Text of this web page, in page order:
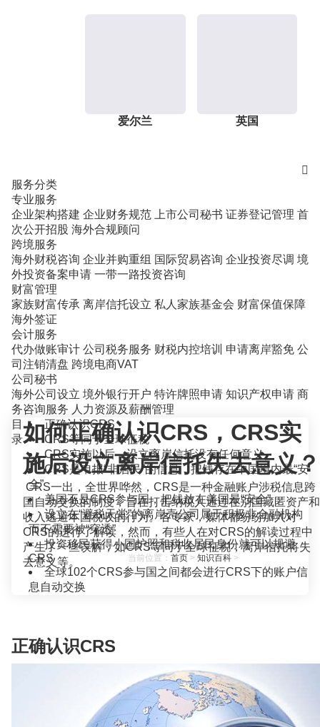
爱尔兰 英国

服务分类
专业服务
企业架构搭建 企业财务规范 上市公司秘书 证券登记管理 首
次公开招股 海外合规顾问
跨境服务
海外财税咨询 企业并购重组 国际贸易咨询 企业投资尽调 境
外投资备案申请 一带一路投资咨询
财富管理
家族财富传承 离岸信托设立 私人家族基金会 财富保值保障
海外签证
会计服务
代办做账审计 公司税务服务 财税内控培训 申请离岸豁免 公
司注销清盘 跨境电商VAT
公司秘书
海外公司设立 境外银行开户 特许牌照申请 知识产权申请 商
务咨询服务 人力资源及薪酬管理
当前位置： 首页> 知识百科>
如何正确认识CRS，CRS实
施后设立离岸信托失去意义？
CRS一出，全世界哗然，CRS是一种金融账户涉税信息跨
国自动交换的制度，旨在打击纳税人通过在别国藏匿资产和
收入逃避本国税收的行为。各专家，媒体都纷纷加入对
CRS的进行了解读，然而，有些人在对CRS的解读过程中
产生了一些误解，如CRS等同于全球征税，离岸信托将失
去意义等。
目
录
正确认识CRS
CRS等同于全球征税
CRS实施以后，设立离岸信托没有任何意义
CRS是申报“非居民”的信息，把钱存在中国境内最“安
全”
美国不是CRS参与国，把钱放在美国最“安全”
设立在“避税天堂”的离岸壳公司属于积极非金融机构
而不需要被“穿透”
投资移民获得小国护照和税收居民身份就可以规避
CRS
全球102个CRS参与国之间都会进行CRS下的账户信
息自动交换
正确认识CRS